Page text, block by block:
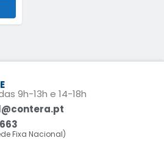
9h-13h e 14-18h
Fixa Nacional)